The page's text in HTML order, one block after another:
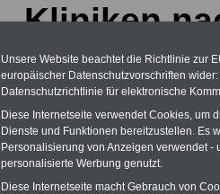
Kliniken
-
Zur Übersicht
bis Z"bei
abrechnen
Unsere Website beachtet die Richtlinie zur
europäischer Datenschutzvorschriften
Datenschutzrichtlinie für elektronische
Diese Internetseite verwendet Cookies, um
Dienste und Funktionen bereitzustellen. Es
Personalisierung von Anzeigen verwendet
personalisierte Werbung genutzt.
Diese Internetseite macht Gebrauch von